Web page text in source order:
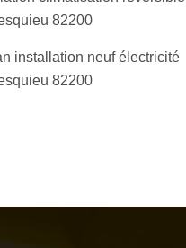
82200
installation neuf électricité
82200